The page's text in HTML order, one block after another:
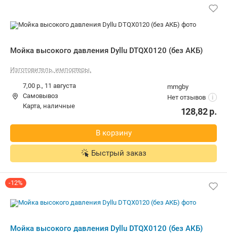
Мойка высокого давления Dyllu DTQX0120 (без АКБ)
Изготовитель, импортеры.
mmgby
Нет отзывов
i
7,00 р., 11 августа
Самовывоз
карта, наличные
128,82р.
В корзину
Быстрый заказ
-12%
Мойка высокого давления Dyllu DTQX0120 (без АКБ)